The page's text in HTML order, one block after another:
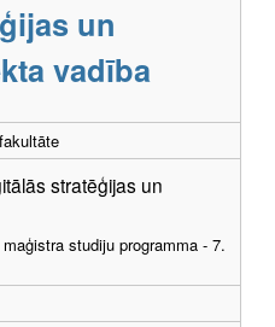
un
vadība
stratēģijas un
studiju programma - 7.